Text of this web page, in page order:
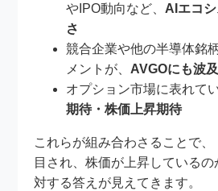
やIPO動向など、 AIエコ
さ
競合企業や他の半導体銘
メントが、 AVGOにも波
オプション市場に表れて
期待・株価上昇期待
これらが組み合わさることで、
目され、株価が上昇している
対する答えが見えてきます。